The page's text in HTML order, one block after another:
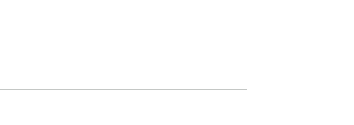
du clavier pour donner des coups et sur